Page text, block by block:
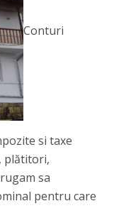
Conturi
si taxe
plătitori,
sa
pentru care